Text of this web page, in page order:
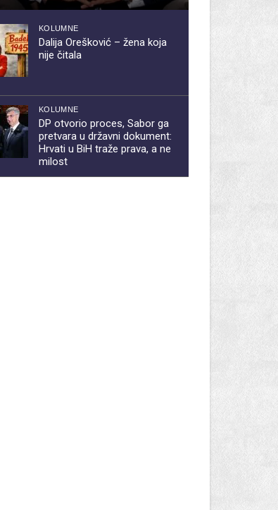
KOLUMNE
Dalija Orešković – žena koja
nije čitala
KOLUMNE
DP otvorio proces, Sabor ga
pretvara u državni dokument:
Hrvati u BiH traže prava, a ne
milost